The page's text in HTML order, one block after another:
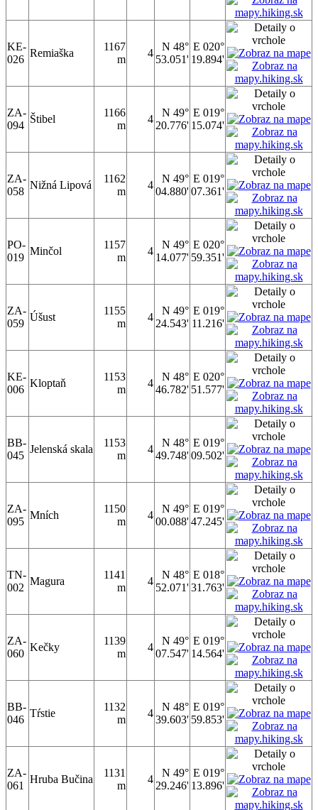
KE-
026
Remiaška
1167
m
4
N 48°
53.051'
E 020°
19.894'
ZA-
094
Štibel
1166
m
4
N 49°
20.776'
E 019°
15.074'
ZA-
058
Nižná Lipová
1162
m
4
N 49°
04.880'
E 019°
07.361'
PO-
019
Minčol
1157
m
4
N 49°
14.077'
E 020°
59.351'
ZA-
059
Úšust
1155
m
4
N 49°
24.543'
E 019°
11.216'
KE-
006
Kloptaň
1153
m
4
N 48°
46.782'
E 020°
51.577'
BB-
045
Jelenská skala
1153
m
4
N 48°
49.748'
E 019°
09.502'
ZA-
095
Mních
1150
m
4
N 49°
00.088'
E 019°
47.245'
TN-
002
Magura
1141
m
4
N 48°
52.071'
E 018°
31.763'
ZA-
060
Kečky
1139
m
4
N 49°
07.547'
E 019°
14.564'
BB-
046
Tŕstie
1132
m
4
N 48°
39.603'
E 019°
59.853'
ZA-
061
Hruba Bučina
1131
m
4
N 49°
29.246'
E 019°
13.896'